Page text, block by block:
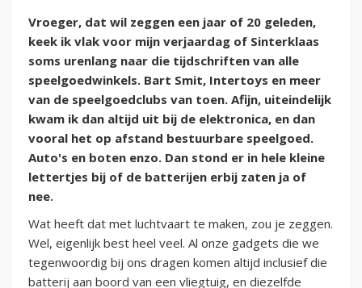
Vroeger, dat wil zeggen een jaar of 20 geleden,
keek ik vlak voor mijn verjaardag of Sinterklaas
soms urenlang naar die tijdschriften van alle
speelgoedwinkels. Bart Smit, Intertoys en meer
van de speelgoedclubs van toen. Afijn, uiteindelijk
kwam ik dan altijd uit bij de elektronica, en dan
vooral het op afstand bestuurbare speelgoed.
Auto's en boten enzo. Dan stond er in hele kleine
lettertjes bij of de batterijen erbij zaten ja of
nee.
Wat heeft dat met luchtvaart te maken, zou je zeggen.
Wel, eigenlijk best heel veel. Al onze gadgets die we
tegenwoordig bij ons dragen komen altijd inclusief die
batterij aan boord van een vliegtuig, en diezelfde